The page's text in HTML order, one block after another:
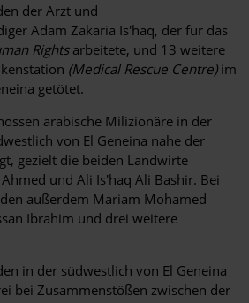
der Arzt und
Adam Zakaria Is'haq, der für das
Rightsarbeitete, und 13 weitere
(Medical Rescue Centre)im
getötet.
arabische Milizionäre in der
von El Geneina nahe der
gezielt die beiden Landwirte
und Ali Is'haq Ali Bashir. Bei
außerdem Mariam Mohamed
Ibrahim und drei weitere
in der südwestlich von El Geneina
bei Zusammenstößen zwischen der